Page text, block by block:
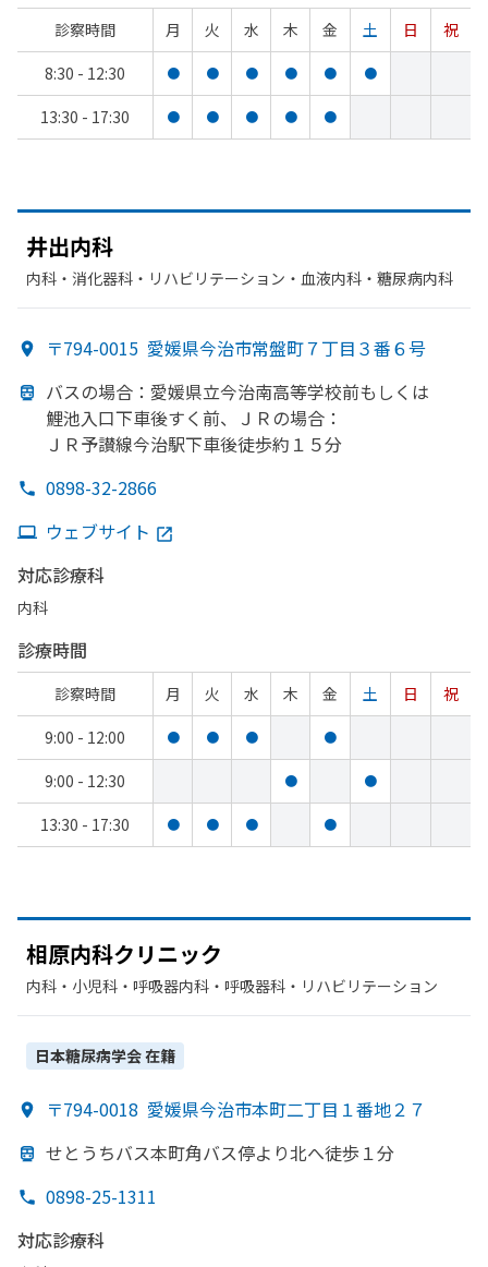
診察時間 月 火 水 木 金 土 日
祝
8:30 - 12:30
● ● ● ● ● ●
13:30 - 17:30 ● ● ● ● ●
井出内科
内科・​消化器科・​リハビリテーション・​血液内科・​糖尿病内科
〒794-0015 愛媛県今治市常盤町７丁目３番６号
バスの場合：愛媛県立今治南高等学校前も しくは
鯉池入口下車後すく前、 ＪＲの場合：
ＪＲ予讃線今治駅下車後徒歩約１５分
0898-32-2866
ウェブサイト
対応診療科
内科
診療時間
診察時間 月 火 水 木 金 土 日
祝
9:00 - 12:00
● ● ● ●
9:00 - 12:30 ● ●
13:30 - 17:30 ● ● ● ●
相原内科クリニック
内科・​小児科・​呼吸器内科・​呼吸器科・​リハビリテーション
日本糖尿病学会在籍
〒794-0018 愛媛県今治市本町二丁目１番地２７
せとうちバス本町角バス停より北へ徒歩１分
0898-25-1311
対応診療科